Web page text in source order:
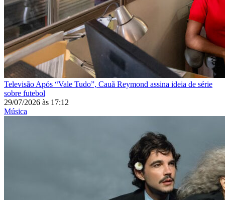
Televisão Após “Vale Tudo”, Cauã Reymond assina ideia de série
sobre futebol
29/07/2026 às 17:12
Música